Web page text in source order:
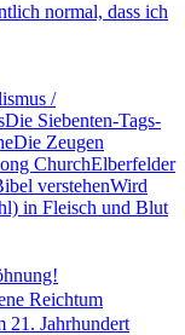
normal, dass ich
/
Die Siebenten-Tags-
Die Zeugen
ChurchElberfelder
verstehenWird
in Fleisch und Blut
Reichtum
21. Jahrhundert